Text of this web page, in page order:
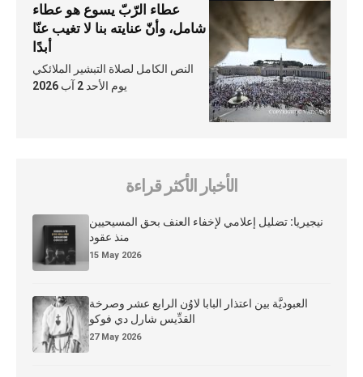
عطاء الرّبّ يسوع هو عطاء
شامل، وأنّ عنايته بنا لا تغيب عنّا
أبدًا
النص الكامل لصلاة التبشير الملائكي
يوم الأحد 2 آب 2026
الأخبار الأكثر قراءة
نيجيريا: تضليل إعلامي لإخفاء العنف بحق المسيحيين
منذ عقود
15 May 2026
العبوديَّة بين اعتذار البابا لاوُن الرابع عشر وصرخة
القدِّيس شارل دي فوكو
27 May 2026